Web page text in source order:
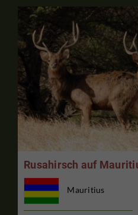
Rusahirsch auf
Mauritius